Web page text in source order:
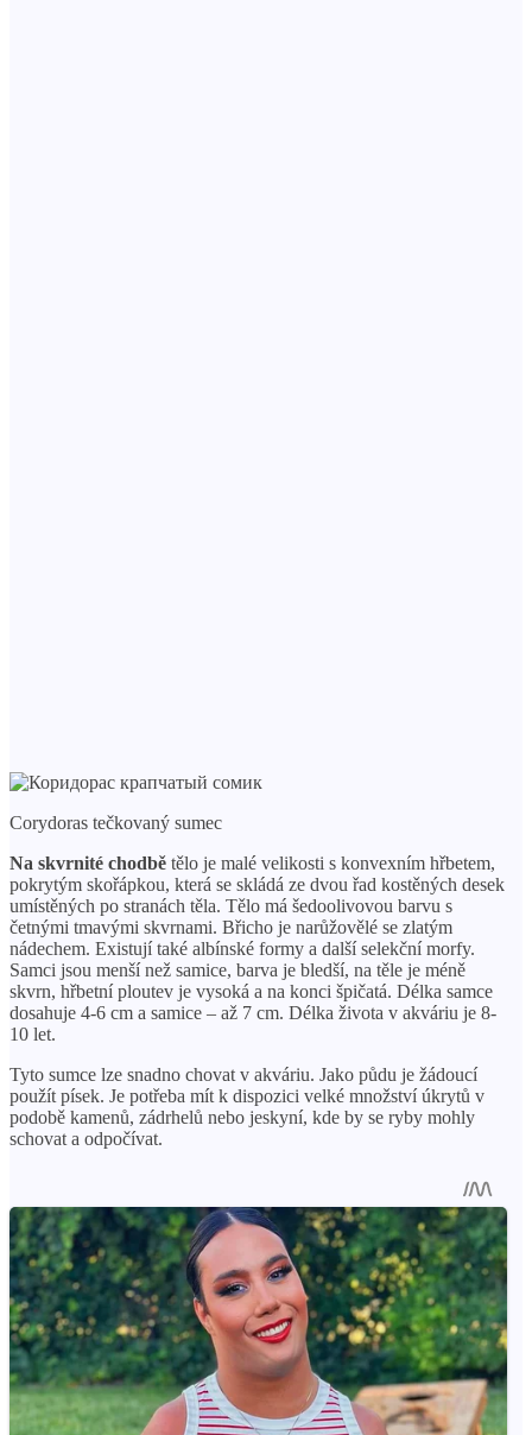
Corydoras tečkovaný sumec
Na skvrnité chodbě tělo je malé velikosti s konvexním hřbetem,
pokrytým skořápkou, která se skládá ze dvou řad kostěných desek
umístěných po stranách těla. Tělo má šedoolivovou barvu s
četnými tmavými skvrnami. Břicho je narůžovělé se zlatým
nádechem. Existují také albínské formy a další selekční morfy.
Samci jsou menší než samice, barva je bledší, na těle je méně
skvrn, hřbetní ploutev je vysoká a na konci špičatá. Délka samce
dosahuje 4-6 cm a samice – až 7 cm. Délka života v akváriu je 8-
10 let.
Tyto sumce lze snadno chovat v akváriu. Jako půdu je žádoucí
použít písek. Je potřeba mít k dispozici velké množství úkrytů v
podobě kamenů, zádrhelů nebo jeskyní, kde by se ryby mohly
schovat a odpočívat.